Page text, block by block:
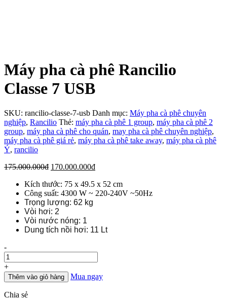
Máy pha cà phê Rancilio
Classe 7 USB
SKU: rancilio-classe-7-usb Danh mục: Máy pha cà phê chuyên
nghiệp, Rancilio Thẻ: máy pha cà phê 1 group, máy pha cà phê 2
group, máy pha cà phê cho quán, may pha cà phê chuyên nghiệp,
máy pha cà phê giá rẻ, máy pha cà phê take away, máy pha cà phê
Ý, rancilio
175.000.000đ Giá
là:
175.000.000đ.
170.000.000đGiá
tại
là:
Kích thước: 75 x 49.5 x 52 cm
Công suất: 4300 W ~ 220-240V ~50Hz
Trọng lượng: 62 kg
Vòi hơi: 2
Vòi nước nóng: 1
Dung tích nồi hơi: 11 Lt
Số
lượng
-
+
Thêm vào giỏ hàng Mua ngay
Chia sẻ